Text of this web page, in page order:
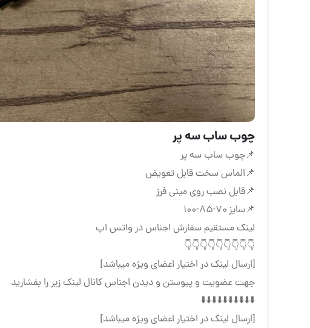
چوب ساب سه پر
📌چوب ساب سه پر
📌الماس سخت قابل تعویض
📌قابل نصب روی مینی فرز
📌سایز ۷۰-۸۵-۱۰۰
لینک مستقیم سفارش اجناس در واتس اپ
👇👇👇👇👇👇👇👇👇
[ارسال لینک در اختیار اعضای ویژه میباشد]
جهت عضویت و پیوستن و دیدن اجناس کانال لینک زیر را بفشارید
⬇️⬇️⬇️⬇️⬇️⬇️⬇️⬇️⬇️⬇️
[ارسال لینک در اختیار اعضای ویژه میباشد]